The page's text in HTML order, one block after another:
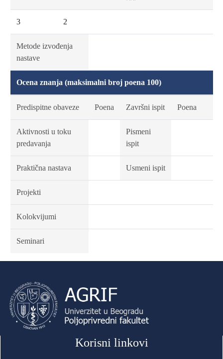
3 2
Metode izvođenja
nastave
Ocena znanja (maksimalni broj poena 100)
Predispitne obaveze Poena Završni ispit Poena
Aktivnosti u toku
predavanja
Pismeni
ispit
Praktična nastava Usmeni ispit
Projekti
Kolokvijumi
Seminari
Korisni linkovi